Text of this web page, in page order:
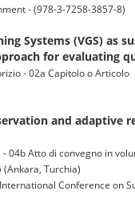
- (978-3-7258-3857-8)
Systems (VGS)
for evaluating
- 02a Capitolo o Articolo
and adaptive
04b Atto di convegno in
Turchia)
Conference on